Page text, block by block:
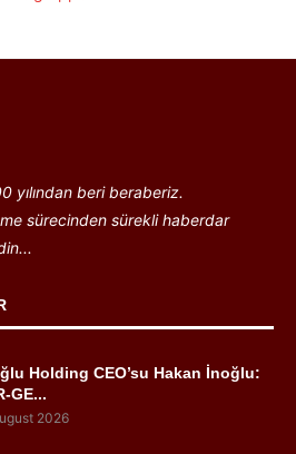
yılından beri beraberiz.
sürecinden sürekli haberdar
Holding CEO’su Hakan İnoğlu:
GE...
2026